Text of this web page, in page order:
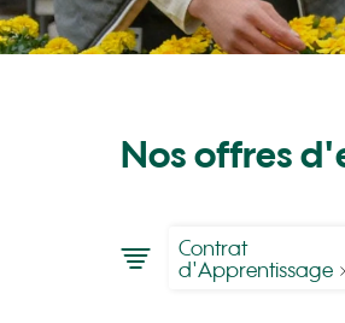
Nos offres
Contrat
d'Apprentissage